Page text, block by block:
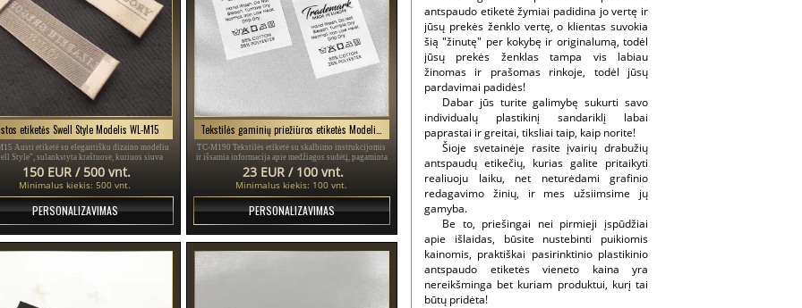
etiketės Swell Style Modelis WL-M15
Austi etiketė su elegantišku dizaino modeliu
Style", sulankstyta kraštuose, kuriuos siuva
gaminys, pritaikytas skirtingoms spalvoms.
150 EUR / 500 vnt.
Minimalus kiekis: 500 vnt.
PERSONALIZAVIMAS
TC-M190 Tekstilės etiketė su skalbimo instrukcijomis
ir išsamia informacija apie medžiagos sudėtį, pagaminta
iš smulkaus balto satino, suasmeninta prekės ženklu ir
kita informacija.
23 EUR / 100 vnt.
Minimalus kiekis: 100 vnt.
PERSONALIZAVIMAS
antspaudo etiketė žymiai padidina jo vertę ir
jūsų prekės ženklo vertę, o klientas suvokia
šią "žinutę" per kokybę ir originalumą, todėl
jūsų prekės ženklas tampa vis labiau
žinomas ir prašomas rinkoje, todėl jūsų
pardavimai padidės!
Dabar jūs turite galimybę sukurti savo
individualų plastikinį sandariklį labai
paprastai ir greitai, tiksliai taip, kaip norite!
Šioje svetainėje rasite įvairių drabužių
antspaudų etikečių, kurias galite pritaikyti
realiuoju laiku, net neturėdami grafinio
redagavimo žinių, ir mes užsiimsime jų
gamyba.
Be to, priešingai nei pirmieji įspūdžiai
apie išlaidas, būsite nustebinti puikiomis
kainomis, praktiškai pasirinktinio plastikinio
antspaudo etiketės vieneto kaina yra
nereikšminga bet kuriam produktui, kurį tai
būtų pridėta!